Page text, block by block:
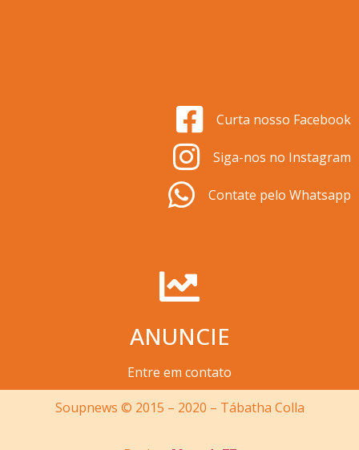
Curta nosso Facebook
Siga-nos no Instagram
Contate pelo Whatsapp
ANUNCIE
Entre em contato
Soupnews © 2015 – 2020 – Tábatha Colla